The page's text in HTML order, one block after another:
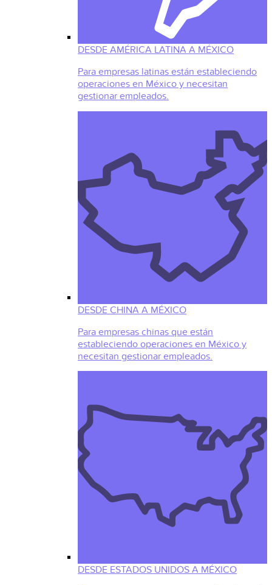
DESDE AMÉRICA LATINA A MÉXICO
Para empresas latinas están estableciendo
operaciones en México y necesitan
gestionar empleados.
DESDE CHINA A MÉXICO
Para empresas chinas que están
estableciendo operaciones en México y
necesitan gestionar empleados.
DESDE ESTADOS UNIDOS A MÉXICO